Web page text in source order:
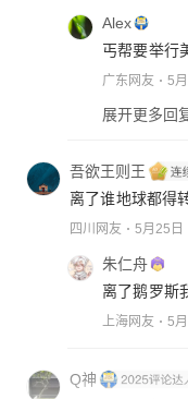
Alex
丐帮要举行
广东网友 5
展开更多回
吾欲王则王
离了谁地球都得
四川网友 5月25日
朱仁舟
离了鹅罗斯
上海网友 5
Q神